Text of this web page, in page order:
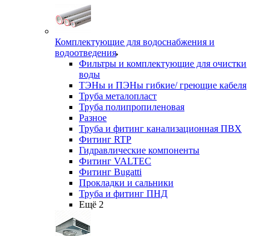
Комплектующие для водоснабжения и
водоотведения
Фильтры и комплектующие для очистки
воды
ТЭНы и ПЭНы гибкие/ греющие кабеля
Труба металопласт
Труба полипропиленовая
Разное
Труба и фитинг канализационная ПВХ
Фитинг RTP
Гидравлические компоненты
Фитинг VALTEC
Фитинг Bugatti
Прокладки и сальники
Труба и фитинг ПНД
Ещё 2